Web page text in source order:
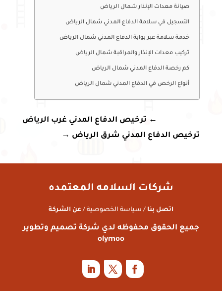
صيانة معدات الإنذار شمال الرياض
التسجيل في سلامة الدفاع المدني شمال الرياض
خدمة سلامة عبر بوابة الدفاع المدني شمال الرياض
تركيب معدات الإنذار والمراقبة شمال الرياض
كم رخصة الدفاع المدني شمال الرياض
أنواع الرخص في الدفاع المدني شمال الرياض
← ترخيص الدفاع المدني غرب الرياض
ترخيص الدفاع المدني شرق الرياض →
شركات السلامه المعتمده
اتصل بنا / سياسة الخصوصية / عن الشركة
جميع الحقوق محفوظه لدي شركة تصميم وتطوير
olymoo